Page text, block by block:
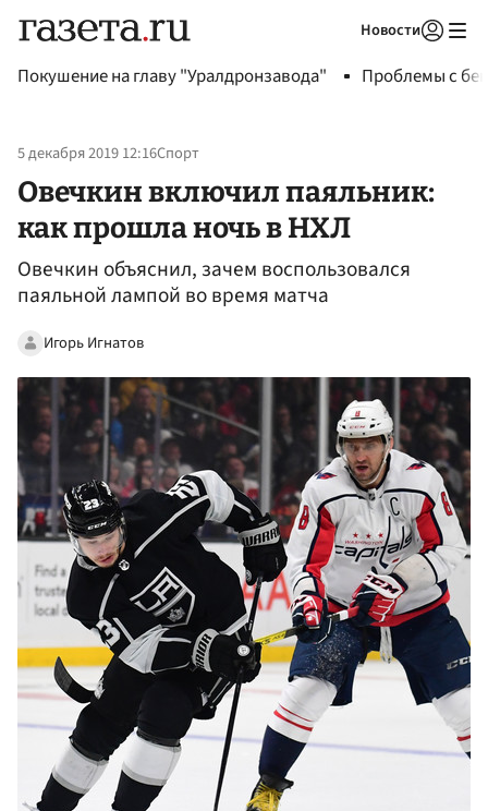
Новости
Покушение на главу "Уралдронзавода" Проблемы с
5 декабря 2019 12:16Спорт
Овечкин включил паяльник:
как прошла ночь в НХЛ
Овечкин объяснил, зачем воспользовался
паяльной лампой во время матча
Игорь Игнатов